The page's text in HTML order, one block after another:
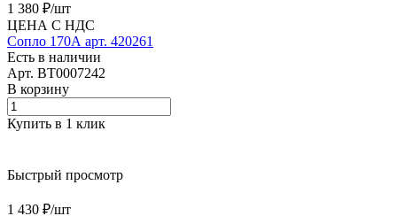
1 380 ₽/шт
ЦЕНА С НДС
Сопло 170А арт. 420261
Есть в наличии
Арт. BT0007242
В корзину
Купить в 1 клик
Быстрый просмотр
1 430 ₽/шт